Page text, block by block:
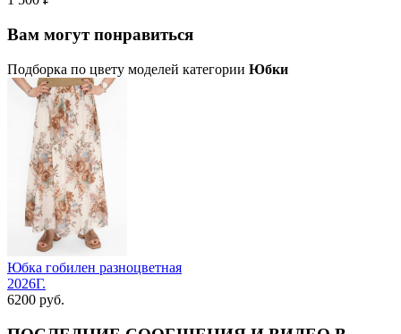
Вам могут понравиться
Подборка по цвету моделей категории Юбки
Юбка гобилен разноцветная
2026Г.
6200 руб.